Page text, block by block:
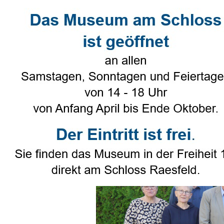
Select Language ▼
Heimatverein ▼Genealogie
Jahreshauptversammlung
Veröffentlicht von Ruth Beering
Tags:JHV